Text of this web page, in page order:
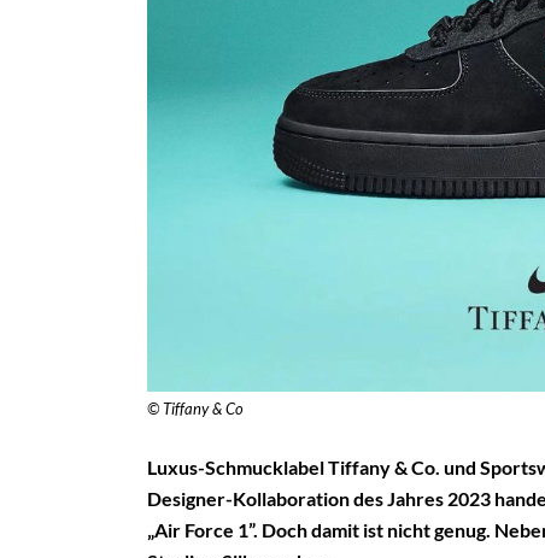
© Tiffany & Co
Luxus-Schmucklabel Tiffany & Co. und
Designer-Kollaboration des Jahres 2023
„Air Force 1”. Doch damit ist nicht genug.